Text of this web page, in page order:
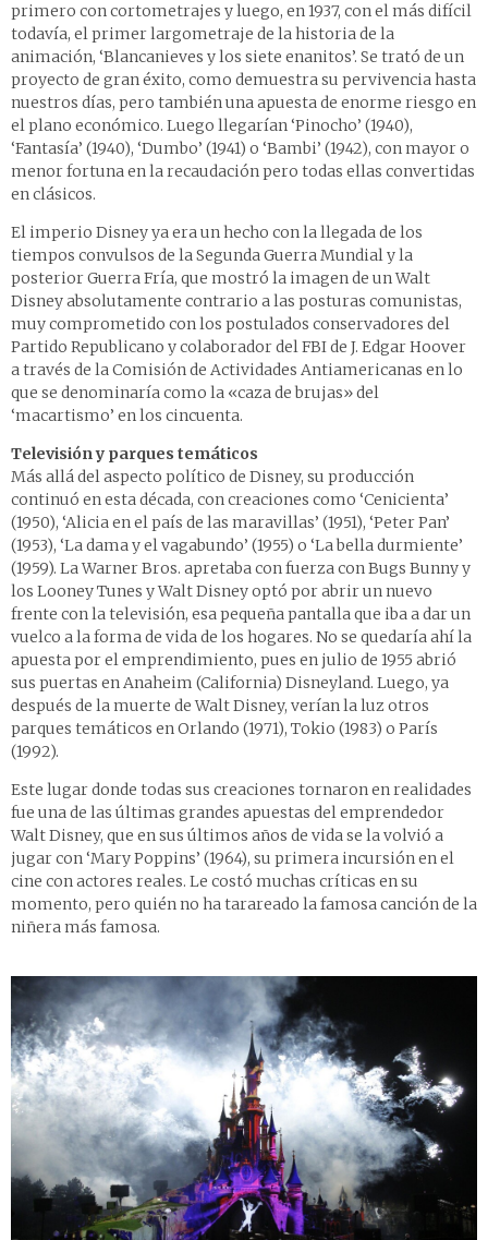
primero con cortometrajes y luego, en 1937, con el más difícil
todavía, el primer largometraje de la historia de la
animación, ‘Blancanieves y los siete enanitos’. Se trató de un
proyecto de gran éxito, como demuestra su pervivencia hasta
nuestros días, pero también una apuesta de enorme riesgo en
el plano económico. Luego llegarían ‘Pinocho’ (1940),
‘Fantasía’ (1940), ‘Dumbo’ (1941) o ‘Bambi’ (1942), con mayor o
menor fortuna en la recaudación pero todas ellas convertidas
en clásicos.
El imperio Disney ya era un hecho con la llegada de los
tiempos convulsos de la Segunda Guerra Mundial y la
posterior Guerra Fría, que mostró la imagen de un Walt
Disney absolutamente contrario a las posturas comunistas,
muy comprometido con los postulados conservadores del
Partido Republicano y colaborador del FBI de J. Edgar Hoover
a través de la Comisión de Actividades Antiamericanas en lo
que se denominaría como la «caza de brujas» del
‘macartismo’ en los cincuenta.
Televisión y parques temáticos
Más allá del aspecto político de Disney, su producción
continuó en esta década, con creaciones como ‘Cenicienta’
(1950), ‘Alicia en el país de las maravillas’ (1951), ‘Peter Pan’
(1953), ‘La dama y el vagabundo’ (1955) o ‘La bella durmiente’
(1959). La Warner Bros. apretaba con fuerza con Bugs Bunny y
los Looney Tunes y Walt Disney optó por abrir un nuevo
frente con la televisión, esa pequeña pantalla que iba a dar un
vuelco a la forma de vida de los hogares. No se quedaría ahí la
apuesta por el emprendimiento, pues en julio de 1955 abrió
sus puertas en Anaheim (California) Disneyland. Luego, ya
después de la muerte de Walt Disney, verían la luz otros
parques temáticos en Orlando (1971), Tokio (1983) o París
(1992).
Este lugar donde todas sus creaciones tornaron en realidades
fue una de las últimas grandes apuestas del emprendedor
Walt Disney, que en sus últimos años de vida se la volvió a
jugar con ‘Mary Poppins’ (1964), su primera incursión en el
cine con actores reales. Le costó muchas críticas en su
momento, pero quién no ha tarareado la famosa canción de la
niñera más famosa.